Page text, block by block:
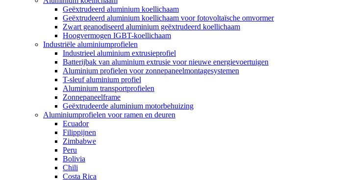
Geëxtrudeerd aluminium koellichaam
Geëxtrudeerd aluminium koellichaam voor fotovoltaïsche omvormer
Zwart geanodiseerd aluminium geëxtrudeerd koellichaam
Hoogvermogen IGBT-koellichaam
Industriële aluminiumprofielen
Industrieel aluminium extrusieprofiel
Batterijbak van aluminium extrusie voor nieuwe energievoertuigen
Aluminium profielen voor zonnepaneelmontagesystemen
T-sleuf aluminium profiel
Aluminium transportprofielen
Zonnepaneelframe
Geëxtrudeerde aluminium motorbehuizing
Aluminiumprofielen voor ramen en deuren
Ecuador
Filippijnen
Zimbabwe
Peru
Bolivia
Chili
Costa Rica